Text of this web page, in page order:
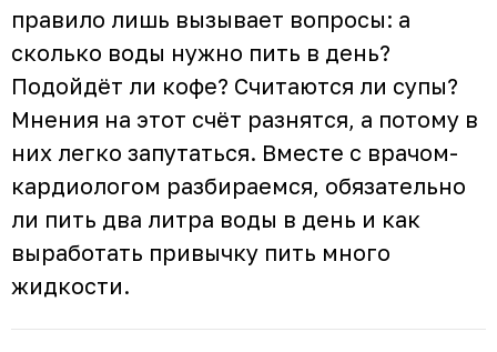
правило лишь вызывает вопросы: а
сколько воды нужно пить в день?
Подойдёт ли кофе? Считаются ли супы?
Мнения на этот счёт разнятся, а потому в
них легко запутаться. Вместе с врачом-
кардиологом разбираемся, обязательно
ли пить два литра воды в день и как
выработать привычку пить много
жидкости.